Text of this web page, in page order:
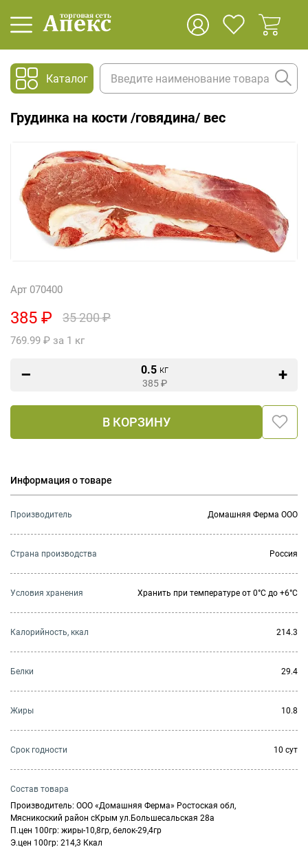
Каталог
Грудинка на кости /говядина/ вес
Арт 070400
385 ₽ 35 200 ₽
769.99 ₽ за 1 кг
0.5 кг
385₽
В КОРЗИНУ
Информация о товаре
Производитель Домашняя Ферма ООО
Страна производства Россия
Условия хранения Хранить при температуре от 0°С до +6°С
Калорийность, ккал 214.3
Белки 29.4
Жиры 10.8
Cрок годности 10 сут
Состав товара
Производитель: ООО «Домашняя Ферма» Ростоская обл,
Мясникоский район сКрым ул.Большесальская 28а
П.цен 100гр: жиры-10,8гр, белок-29,4гр
Э.цен 100гр: 214,3 Ккал